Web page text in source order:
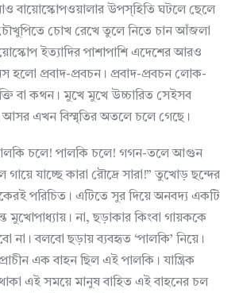
উপস্হিতি ঘটলে ছেলে
চোখ রেখে তুলে নিতে চান আঁজলা
ইত্যাদির পাশাপাশি এদেশের আরও
হলো প্রবাদ-প্রবচন। প্রবাদ-প্রবচন লোক-
বা কথন। মুখে মুখে উচ্চারিত সেইসব
এখন বিস্মৃতির অতলে চলে গেছে।
“পালকি চলে! পালকি চলে! গগন-তলে আগুন
গায়ে যাচ্ছে কারা রৌদ্রে সারা!” তুখোড় ছন্দের
পরিচিত। এটিতে সুর দিয়ে অনবদ্য একটি
মুখোপাধ্যায়। না, ছড়াকার কিংবা গায়ককে
না। বলবো ছড়ায় ব্যবহৃত ‘পালকি’ নিয়ে।
এক বাহন ছিল এই পালকি। যান্ত্রিক
এই সময়ে মানুষ বাহিত এই বাহনের চল